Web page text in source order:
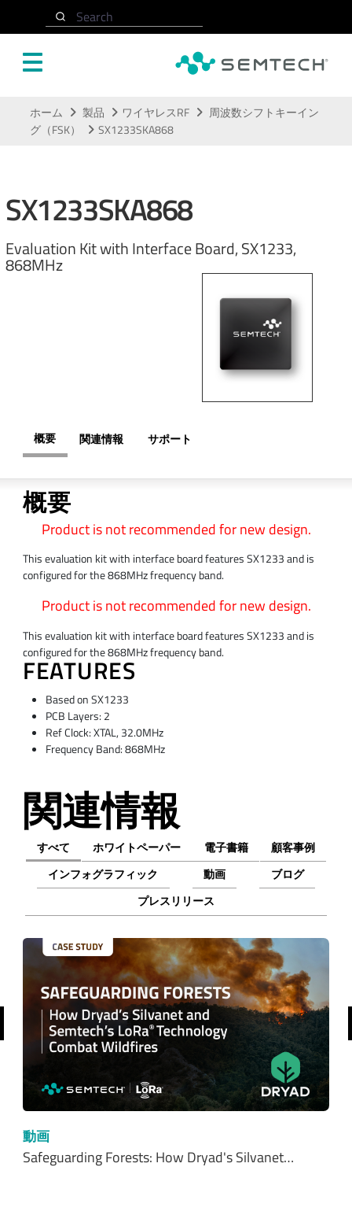
Search
ホーム 製品 ワイヤレスRF
周波数シフトキーイン
グ（FSK）
SX1233SKA868
SX1233SKA868
Evaluation Kit with Interface Board, SX1233,
868MHz
概要 関連情報 サポート
概要
Product is not recommended for new design.
This evaluation kit with interface board features SX1233 and is
configured for the 868MHz frequency band.
Product is not recommended for new design.
This evaluation kit with interface board features SX1233 and is
configured for the 868MHz frequency band.
FEATURES
Based on SX1233
PCB Layers: 2
Ref Clock: XTAL, 32.0MHz
Frequency Band: 868MHz
関連情報
すべて ホワイトペーパー 電子書籍
顧客事例
インフォグラフィック
動画
ブログ
プレスリリース
動画
Safeguarding Forests: How Dryad's Silvanet…